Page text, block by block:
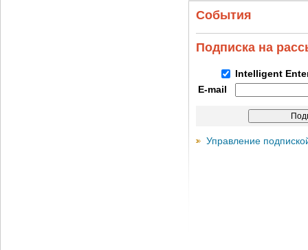
События
Подписка на
Intelligent
E-mail
Управление